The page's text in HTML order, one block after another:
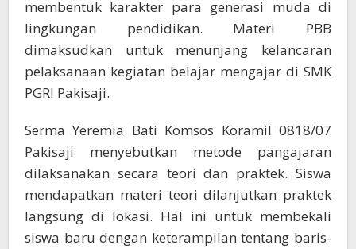
membentuk karakter para generasi muda di
lingkungan pendidikan. Materi PBB
dimaksudkan untuk menunjang kelancaran
pelaksanaan kegiatan belajar mengajar di SMK
PGRI Pakisaji.
Serma Yeremia Bati Komsos Koramil 0818/07
Pakisaji menyebutkan metode pangajaran
dilaksanakan secara teori dan praktek. Siswa
mendapatkan materi teori dilanjutkan praktek
langsung di lokasi. Hal ini untuk membekali
siswa baru dengan keterampilan tentang baris-